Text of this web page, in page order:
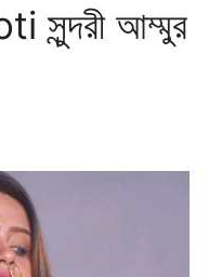
আম্মুর